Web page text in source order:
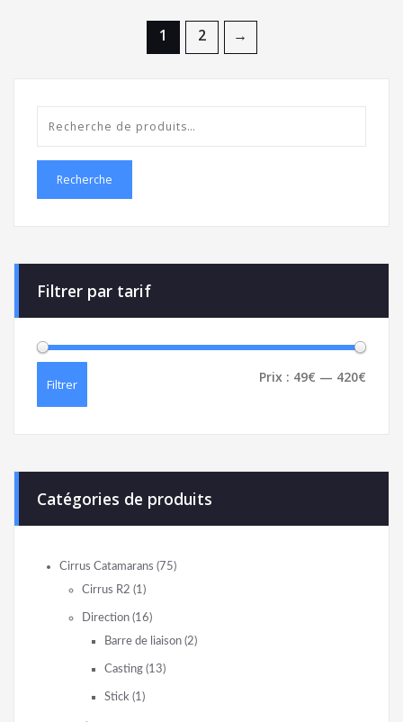
1 2 →
Recherche
Filtrer par tarif
Filtrer Prix : 49€ — 420€
Catégories de produits
Cirrus Catamarans (75)
Cirrus R2 (1)
Direction (16)
Barre de liaison (2)
Casting (13)
Stick (1)